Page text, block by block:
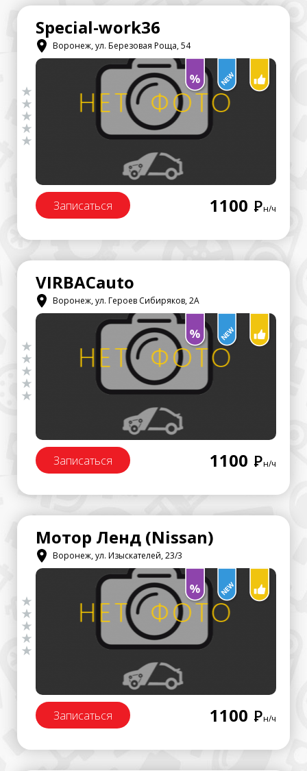
Special-work36
Воронеж, ул. Березовая Роща, 54
Записаться 1100 Рн/ч
VIRBAСauto
Воронеж, ул. Героев Сибиряков, 2А
Записаться 1100 Рн/ч
Мотор Ленд (Nissan)
Воронеж, ул. Изыскателей, 23/3
Записаться 1100 Рн/ч